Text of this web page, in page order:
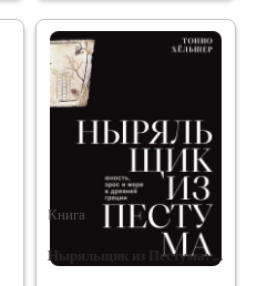
Книга
Ныряльщик из Пестума: ...